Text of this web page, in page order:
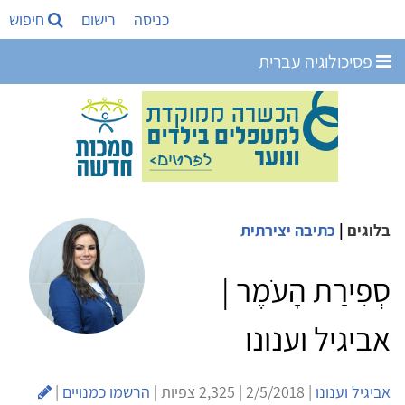
כניסה רישום חיפוש
פסיכולוגיה עברית
בלוגים | כתיבה יצירתית
סְפִירַת הָעֹמֶר |
אביגיל וענונו
אביגיל וענונו | 2/5/2018 | 2,325 צפיות | הרשמו כמנויים |